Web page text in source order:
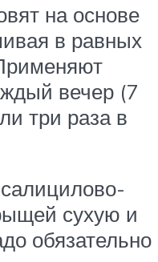
на основе
в равных
вечер (7
три раза в
сухую и
обязательно